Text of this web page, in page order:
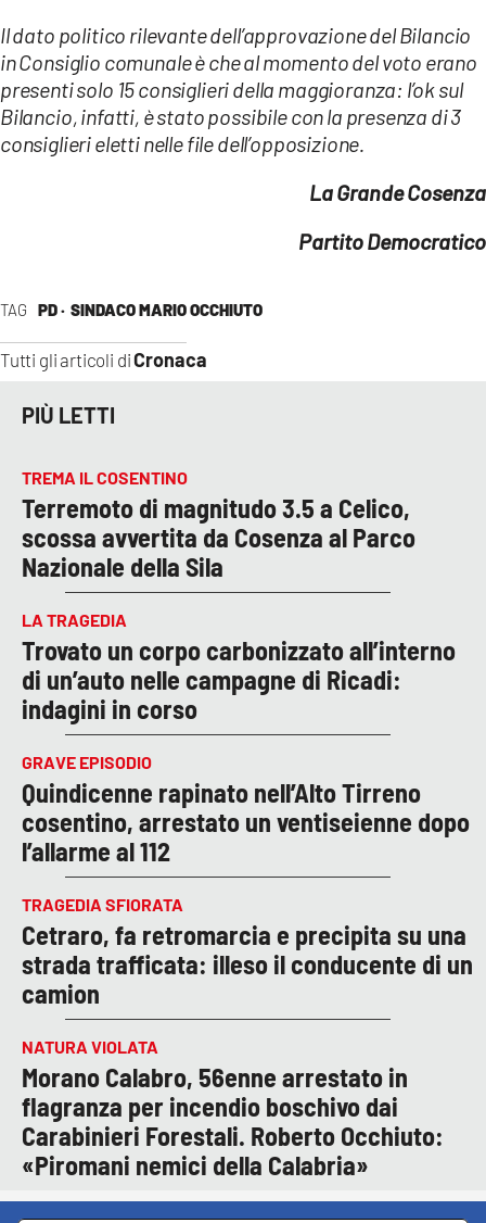
TAG PD · SINDACO MARIO OCCHIUTO
Tutti gli articoli diCronaca
Il dato politico rilevante dell’approvazione del Bilancio
in Consiglio comunale è che al momento del voto erano
presenti solo 15 consiglieri della maggioranza: l’ok sul
Bilancio, infatti, è stato possibile con la presenza di 3
consiglieri eletti nelle file dell’opposizione.
La Grande Cosenza
Partito Democratico
PIÙ LETTI
TREMA IL COSENTINO
Terremoto di magnitudo 3.5 a Celico,
scossa avvertita da Cosenza al Parco
Nazionale della Sila
LA TRAGEDIA
Trovato un corpo carbonizzato all’interno
di un’auto nelle campagne di Ricadi:
indagini in corso
GRAVE EPISODIO
Quindicenne rapinato nell’Alto Tirreno
cosentino, arrestato un ventiseienne dopo
l’allarme al 112
TRAGEDIA SFIORATA
Cetraro, fa retromarcia e precipita su una
strada trafficata: illeso il conducente di un
camion
NATURA VIOLATA
Morano Calabro, 56enne arrestato in
flagranza per incendio boschivo dai
Carabinieri Forestali. Roberto Occhiuto:
«Piromani nemici della Calabria»